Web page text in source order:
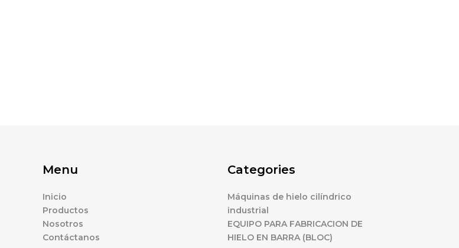
Menu
Inicio
Productos
Nosotros
Contáctanos
Categories
Máquinas de hielo cilíndrico
industrial
EQUIPO PARA FABRICACION DE
HIELO EN BARRA (BLOC)